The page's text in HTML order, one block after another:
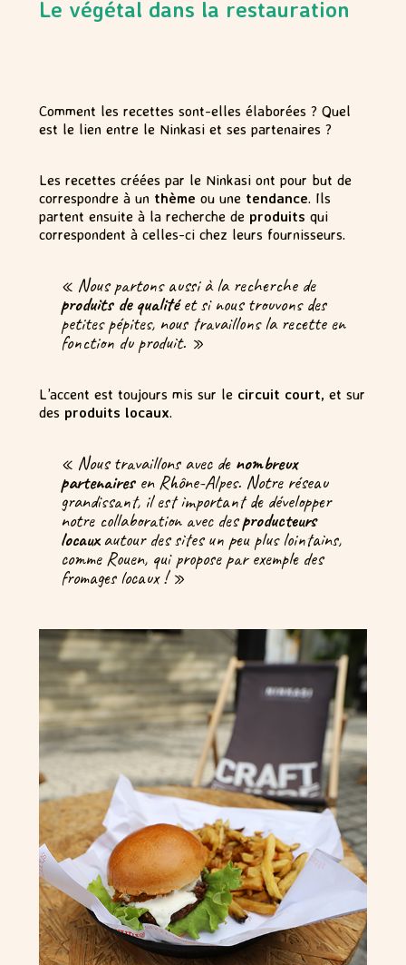
Le végétal dans la restauration
Comment les recettes sont-elles élaborées ? Quel
est le lien entre le Ninkasi et ses partenaires ?
Les recettes créées par le Ninkasi ont pour but de
correspondre à un thème ou une tendance. Ils
partent ensuite à la recherche de produits qui
correspondent à celles-ci chez leurs fournisseurs.
« Nous partons aussi à la recherche de
produits de qualitéet si nous trouvons des
petites pépites, nous travaillons la recette en
fonction du produit. »
L’accent est toujours mis sur le circuit court, et sur
des produits locaux.
« Nous travaillons avec de nombreux
partenairesen Rhône-Alpes. Notre réseau
grandissant, il est important de développer
notre collaboration avec desproducteurs
locauxautour des sites un peu plus lointains,
comme Rouen, qui propose par exemple des
fromages locaux ! »